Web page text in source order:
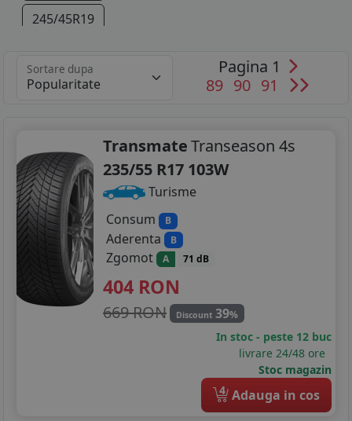
245/45R19
Sortare dupa
Pagina 1
89 90 91
TransmateTranseason 4s
235/55 R17 103W
Turisme
Consum
B
Aderenta B
Zgomot A 71 dB
404 RON
669 RON Discount 39%
In stoc - peste 12 buc
livrare 24/48 ore
Stoc magazin
4 Adauga in cos